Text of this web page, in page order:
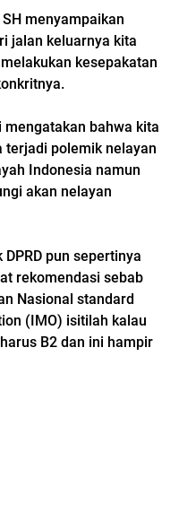
menyampaikan
jalan keluarnya kita
kesepakatan
mengatakan bahwa kita
terjadi polemik nelayan
Indonesia namun
akan nelayan
pun sepertinya
rekomendasi sebab
Nasional standard
(IMO) isitilah kalau
B2 dan ini hampir